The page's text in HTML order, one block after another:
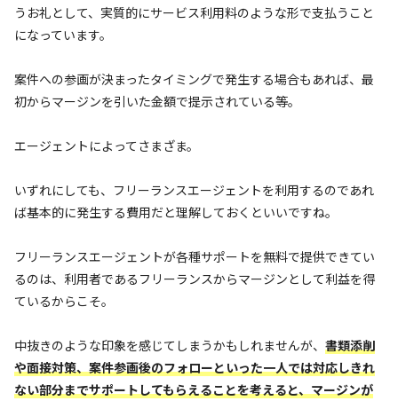
うお礼として、実質的にサービス利用料のような形で支払うこと
になっています。
案件への参画が決まったタイミングで発生する場合もあれば、最
初からマージンを引いた金額で提示されている等。
エージェントによってさまざま。
いずれにしても、フリーランスエージェントを利用するのであれ
ば基本的に発生する費用だと理解しておくといいですね。
フリーランスエージェントが各種サポートを無料で提供できてい
るのは、利用者であるフリーランスからマージンとして利益を得
ているからこそ。
中抜きのような印象を感じてしまうかもしれませんが、 書類添削
や面接対策、案件参画後のフォローといった一人では対応しきれ
ない部分までサポートしてもらえることを考えると、マージンが